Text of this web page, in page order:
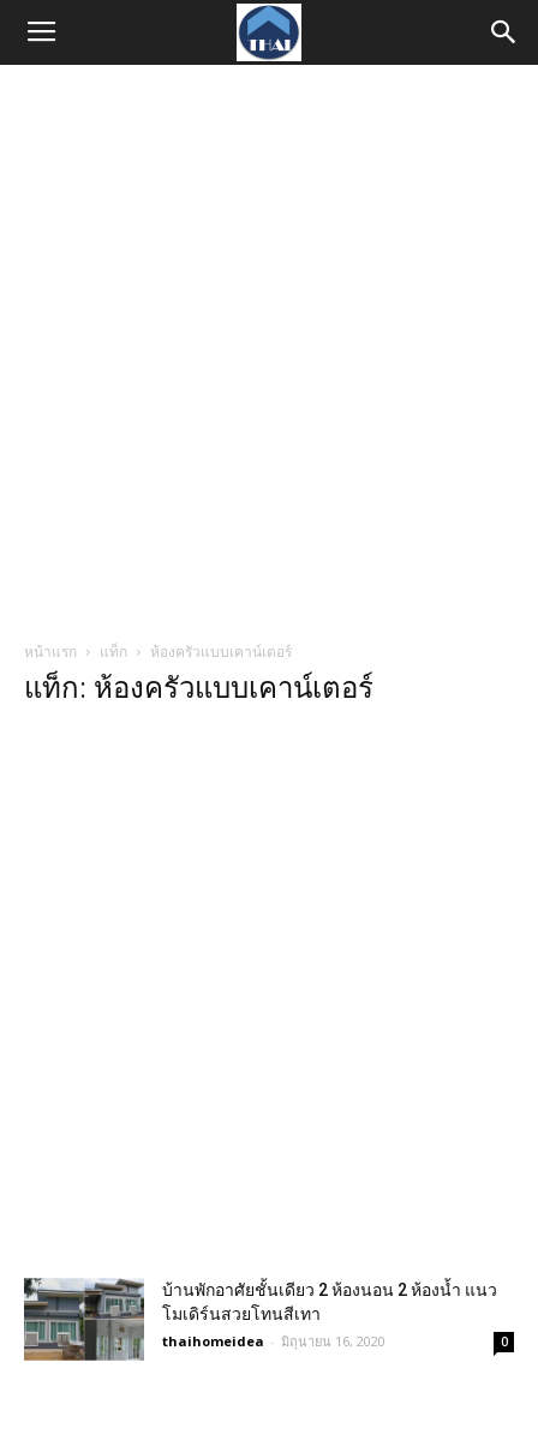
หน้าแรก แท็ก ห้องครัวแบบเคาน์เตอร์
แท็ก: ห้องครัวแบบเคาน์เตอร์
บ้านพักอาศัยชั้นเดียว 2 ห้องนอน 2 ห้องน้ำ แนว
โมเดิร์นสวยโทนสีเทา
thaihomeidea - มิถุนายน 16, 2020 0